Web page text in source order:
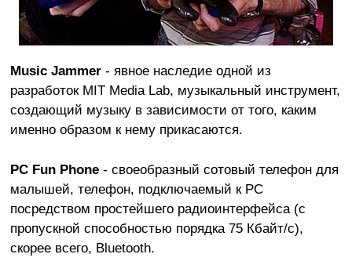
Music Jammer- явное наследие одной из
разработок MIT Media Lab, музыкальный инструмент,
создающий музыку в зависимости от того, каким
именно образом к нему прикасаются.
PC Fun Phone- своеобразный сотовый телефон для
малышей, телефон, подключаемый к PC
посредством простейшего радиоинтерфейса (с
пропускной способностью порядка 75 Кбайт/с),
скорее всего, Bluetooth.